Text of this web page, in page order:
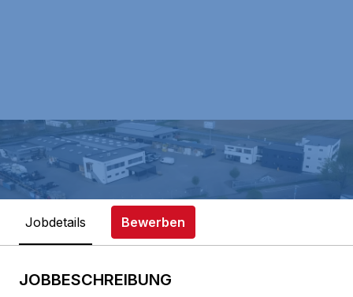
Jobdetails Bewerben
JOBBESCHREIBUNG